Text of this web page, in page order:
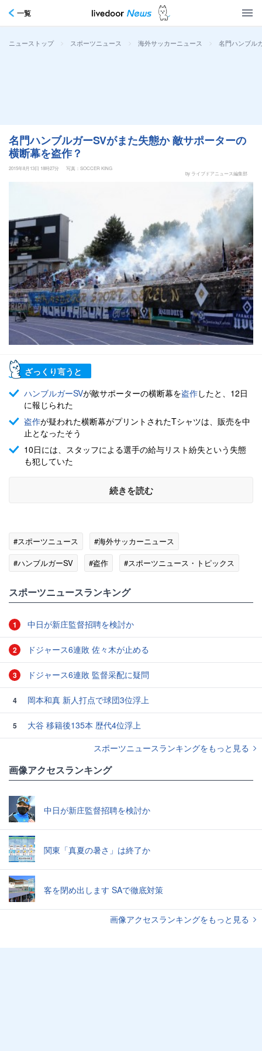
一覧
ニューストップ > スポーツニュース > 海外サッカーニュース > 名門ハンブル
名門ハンブルガーSVがまた失態か 敵サポーターの
横断幕を盗作？
2015年8月13日 18時27分
写真：SOCCER KING
by ライブドアニュース編集部
ざっくり言うと
ハンブルガーSVが敵サポーターの横断幕を盗作したと、12日
に報じられた
盗作が疑われた横断幕がプリントされたTシャツは、販売を中
止となったそう
10日には、スタッフによる選手の給与リスト紛失という失態
も犯していた
続きを読む
#スポーツニュース
#海外サッカーニュース
#ハンブルガーSV
#盗作 #スポーツニュース・トピックス
スポーツニュースランキング
1 中日が新庄監督招聘を検討か
2 ドジャース6連敗 佐々木が止める
3 ドジャース6連敗 監督采配に疑問
4 岡本和真 新人打点で球団3位浮上
5
大谷 移籍後135本 歴代4位浮上
スポーツニュースランキングをもっと見る
画像アクセスランキング
中日が新庄監督招聘を検討か
関東「真夏の暑さ」は終了か
客を閉め出します SAで徹底対策
画像アクセスランキングをもっと見る